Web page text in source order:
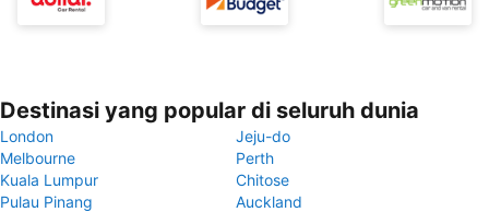
Destinasi yang popular di seluruh dunia
London
Jeju-do
Melbourne
Perth
Kuala Lumpur
Chitose
Pulau Pinang
Auckland